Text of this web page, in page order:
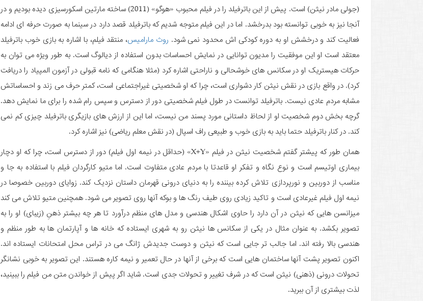
(جولی مادر نیثن) است. پیش از این باترفیلد را در فیلم محبوب «هوگو» (2011) ساخته مارتین اسکورسیزی دیده بودیم و در
آنجا نیز به خوبی توانسته بود بدرخشد. اما در این فیلم متوجه شدیم که باترفیلد قصد دارد در سینما به صورت حرفه ای ادامه
فعالیت کند و درخشش او به دوره کودکی اش محدود نمی شود. روث مارامیس، منتقد فیلم، با اشاره به بازی خوب باترفیلد
معتقد است او این موفقیت را مدیون توانایی در نمایش احساسات بدون استفاده از دیالوگ است. به طور ویژه می توان به
حرکات هیستریک او در سکانس های خوشحالی و ناراحتی اشاره کرد (مثلا هنگامی که نامه قبولی در آزمون المپیاد را دریافت
کرد). در واقع بازی در نقش نیثن کار دشواری است، چرا که او شخصیتی غیراجتماعی است، کمتر حرف می زند و احساساتش
مشابه مردم عادی نیست. باترفیلد توانست در طول فیلم شخصیتی دور از دسترس و سپس رام شده را برای ما نمایش دهد.
گرچه بخش دوم شخصیت او از لحاظ داستانی مورد پسند من نیست، اما این از ارزش های بازیگری باترفیلد چیزی کم نمی
کند. در کنار باترفیلد حتما باید به بازی خوب و طبیعی راف اسپال (در نقش معلم ریاضی) نیز اشاره کرد.
همان طور که پیشتر گفتم شخصیت نیثن در فیلم «X+Y» (حداقل در نیمه اول فیلم) دور از دسترس است، چرا که او دچار
بیماری اوتیسم است و نوع نگاه و تفکر او قاعدتا با مردم عادی متفاوت است. اما متیو کارگردان فیلم با استفاده به جا و
مناسب از دوربین و نورپردازی تلاش کرده بیننده را به دنیای درونی قهرمان داستان نزدیک کند. زوایای دوربین خصوصا در
نیمه اول فیلم غیرعادی است و تاکید زیادی روی طیف رنگ ها و بوکه آنها روی تصویر می شود. همچنین متیو تلاش می کند
میزانسن هایی که نیثن در آن دارد را حاوی اشکال هندسی و مدل های منظم درآورد تا هر چه بیشتر ذهنِ (زیبای) او را به
تصویر بکشد. به عنوان مثال در یکی از سکانس ها نیثن رو به شهری ایستاده که خانه ها و آپارتمان ها به طور منظم و
هندسی بالا رفته اند. اما جالب تر جایی است که نیثن و دوست جدیدش ژانگ می در تراس محل امتحانات ایستاده اند.
اکنون تصویر پشت آنها ساختمان هایی است که برخی از آنها در حال تعمیر و نیمه کاره هستند. این تصویر به خوبی نشانگر
تحولات درونی (ذهنی) نیثن است که در شرف تغییر و تحولات جدی است. شاید اگر پیش از خواندن متن من فیلم را ببینید،
لذت بیشتری از آن ببرید.